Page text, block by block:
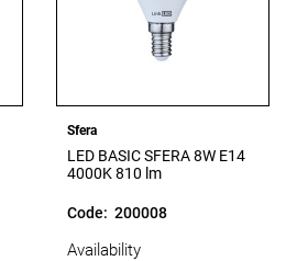
Sfera
LED BASIC SFERA 8W E14
4000K 810 lm
Code: 200008
Availability